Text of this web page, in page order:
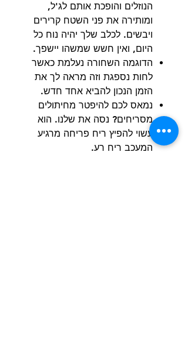
הנוזלים והופכת אותם לג'ל,
ומותירה את פני השטח קרירים
ויבשים. לכלב שלך יהיה נוח כל
היום, ואין חשש שמשהו יישפך.
הדוגמה השחורה נעלמת כאשר
לחות נספגת וזה מראה לך את
הזמן הנכון להביא אחד חדש.
נמאס לכם להיפטר מחיתולים
מסריחים? נסה את שלנו. הוא
עשוי להפיץ ריח פריחה מרגיע
המעכב ריח רע.